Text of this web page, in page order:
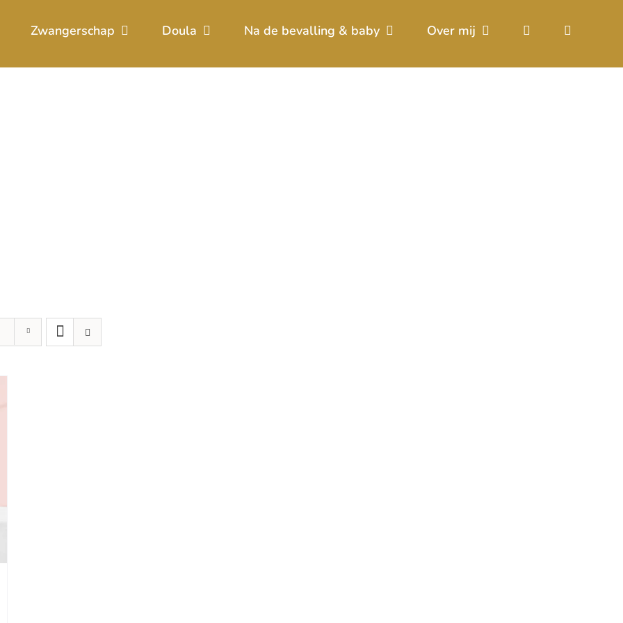
Zwangerschap Doula Na de bevalling & baby Over mij